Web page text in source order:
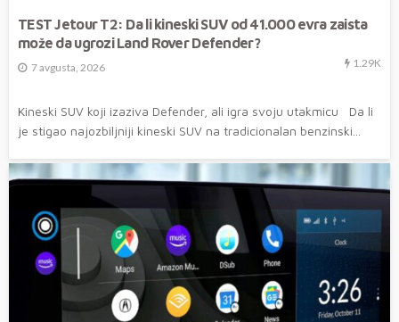
TEST Jetour T2: Da li kineski SUV od 41.000 evra zaista
može da ugrozi Land Rover Defender?
7 avgusta, 2026 1.29K
Kineski SUV koji izaziva Defender, ali igra svoju utakmicu Da li
je stigao najozbiljniji kineski SUV na tradicionalan benzinski...